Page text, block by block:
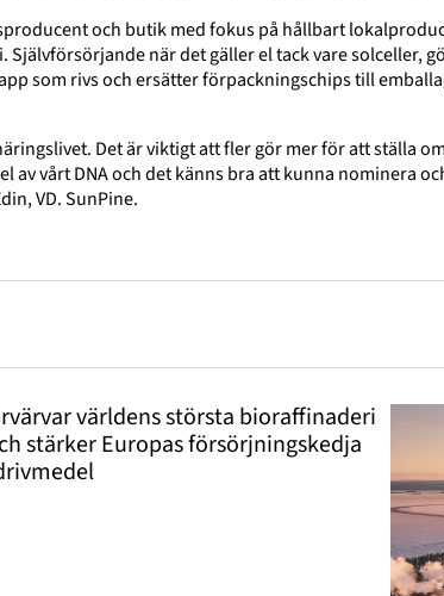
och butik med fokus på hållbart
när det gäller el tack vare solceller,
som rivs och ersätter förpackningschips till
Det är viktigt att fler gör mer för att ställa
av vårt DNA och det känns bra att kunna nominera
VD. SunPine.
världens största bioraffinaderi
stärker Europas försörjningskedja